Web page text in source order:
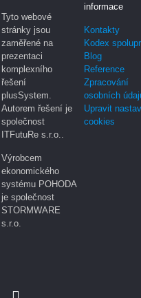
Tyto webové
stránky jsou
zaměřené na
prezentaci
komplexního
řešení
plusSystem.
Autorem řešení je
společnost
ITFutuRe s.r.o..
Výrobcem
ekonomického
systému POHODA
je společnost
STORMWARE
s.r.o.
informace
Kontakty
Kodex
Blog
Reference
Zpracování
osobních
Upravit
cookies